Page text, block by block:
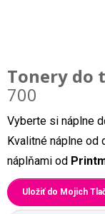
Tonery do
700
Vyberte si náplne
Kvalitné náplne od
náplňami od
Uložiť do Mojich